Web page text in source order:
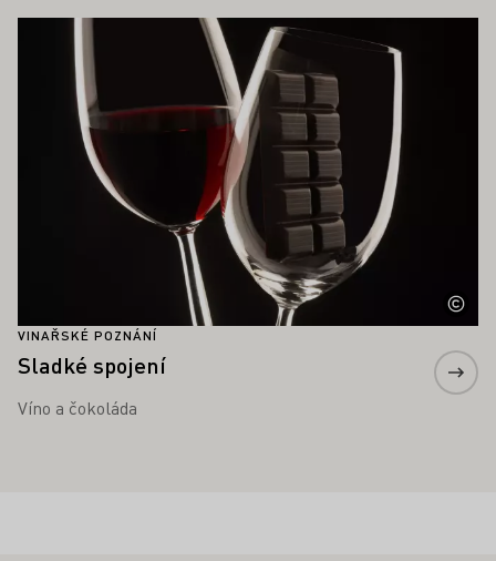
VINAŘSKÉ POZNÁNÍ
Sladké spojení
Víno a čokoláda